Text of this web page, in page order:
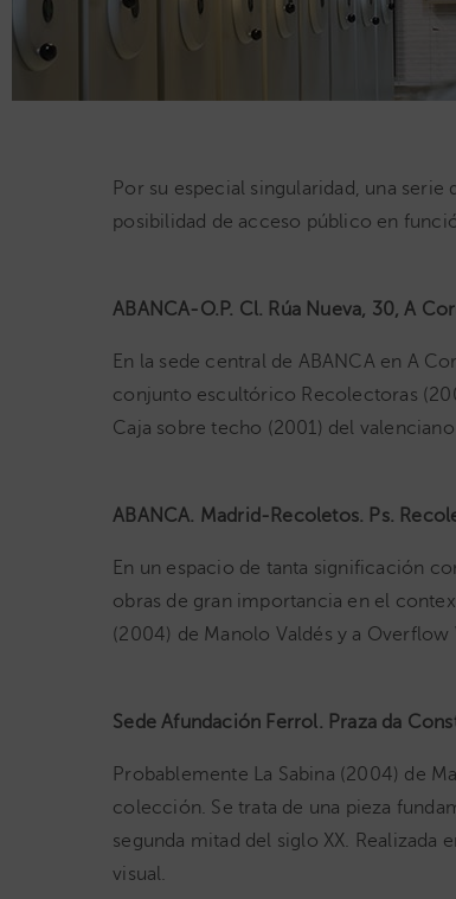
Por su especial singularidad, una
posibilidad de acceso público en
ABANCA-O.P. Cl. Rúa Nueva, 30, A
En la sede central de ABANCA en A
conjunto escultórico Recolectoras
Caja sobre techo (2001) del
ABANCA. Madrid-Recoletos. Ps.
En un espacio de tanta significación
obras de gran importancia en el
(2004) de Manolo Valdés y a Overflow
Sede Afundación Ferrol. Praza da
Probablemente La Sabina (2004) de
colección. Se trata de una pieza
segunda mitad del siglo XX.
visual.